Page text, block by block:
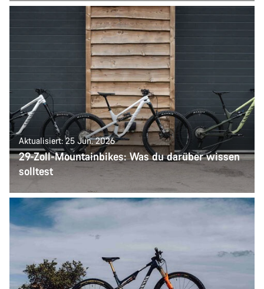
Aktualisiert: 25 Jun. 2026
29-Zoll-Mountainbikes: Was du darüber wissen
solltest